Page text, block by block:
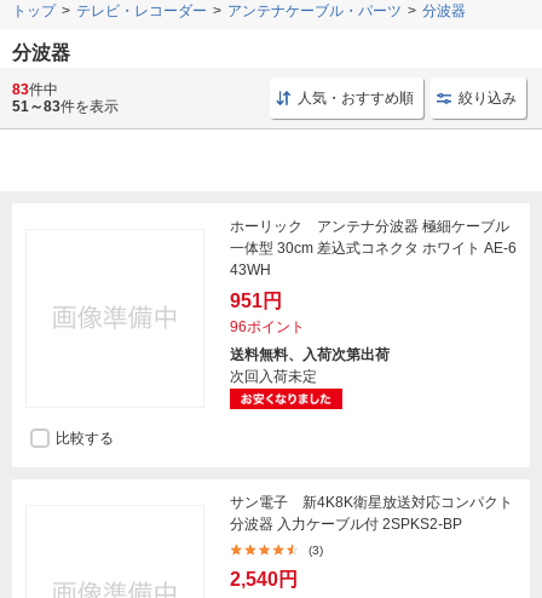
トップ テレビ・レコーダー アンテナケーブル・パーツ 分波器
分波器
分波器 4K アンテナ分波器 8K対応 分波器 8K
83件中
51～83件を表示 人気・おすすめ順 絞り込み
ホーリック アンテナ分波器 極細ケーブル
一体型 30cm 差込式コネクタ ホワイト AE-6
43WH
951円
96ポイント
送料無料、入荷次第出荷
次回入荷未定
比較する
サン電子 新4K8K衛星放送対応コンパクト
分波器 入力ケーブル付 2SPKS2-BP
(3)
2,540円